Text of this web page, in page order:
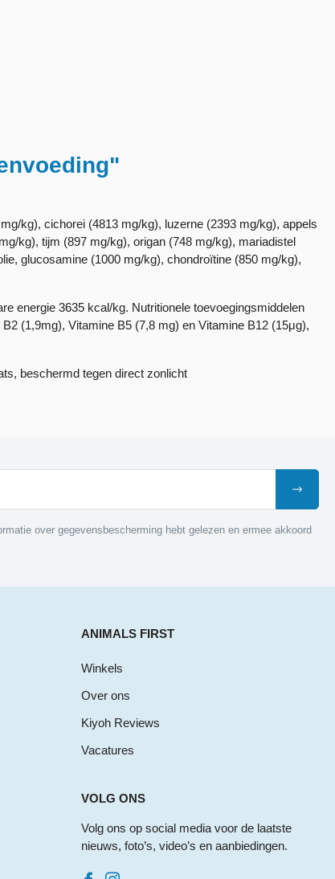
kg), cichorei (4813 mg/kg), luzerne (2393 mg/kg), appels
kg), tijm (897 mg/kg), origan (748 mg/kg), mariadistel
glucosamine (1000 mg/kg), chondroïtine (850 mg/kg),
energie 3635 kcal/kg. Nutritionele toevoegingsmiddelen
(1,9mg), Vitamine B5 (7,8 mg) en Vitamine B12 (15μg),
beschermd tegen direct zonlicht
over gegevensbescherming hebt gelezen en ermee akkoord
ANIMALS FIRST
Winkels
Over ons
Kiyoh Reviews
Vacatures
VOLG ONS
Volg ons op social media voor de laatste
nieuws, foto’s, video’s en aanbiedingen.